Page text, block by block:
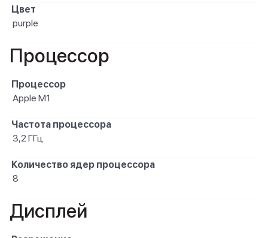
Цвет
purple
Процессор
Процессор
Apple M1
Частота процессора
3,2 ГГц
Количество ядер процессора
8
Дисплей